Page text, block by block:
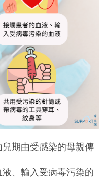
期由受感染的母親傳
、輸入受病毒污染的